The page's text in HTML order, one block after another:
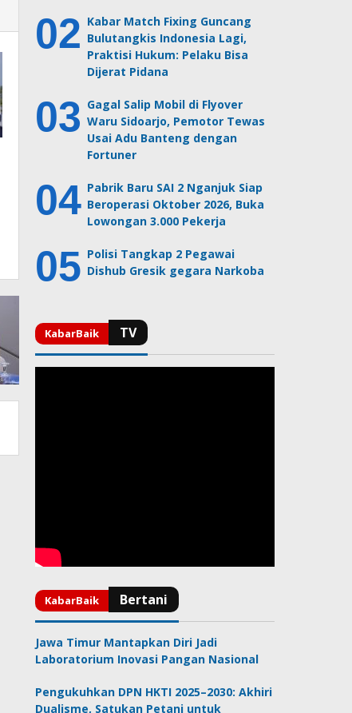
Kabar Match Fixing Guncang
Bulutangkis Indonesia Lagi,
Praktisi Hukum: Pelaku Bisa
Dijerat Pidana
Gagal Salip Mobil di Flyover
Waru Sidoarjo, Pemotor Tewas
Usai Adu Banteng dengan
Fortuner
Pabrik Baru SAI 2 Nganjuk Siap
Beroperasi Oktober 2026, Buka
Lowongan 3.000 Pekerja
Polisi Tangkap 2 Pegawai
Dishub Gresik gegara Narkoba
Jawa Timur Mantapkan Diri Jadi
Laboratorium Inovasi Pangan Nasional
Pengukuhkan DPN HKTI 2025–2030: Akhiri
Dualisme, Satukan Petani untuk